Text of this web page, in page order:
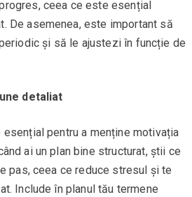
ceea ce este esențial
De asemenea, este important să
și să le ajustezi în funcție de
detaliat
esențial pentru a menține motivația
ai un plan bine structurat, știi ce
pas, ceea ce reduce stresul și te
Include în planul tău termene